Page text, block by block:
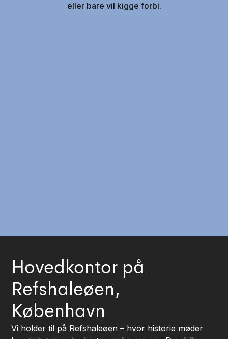
eller bare vil kigge forbi.
Hovedkontor på
Refshaleøen,
København
Vi holder til på Refshaleøen – hvor historie møder